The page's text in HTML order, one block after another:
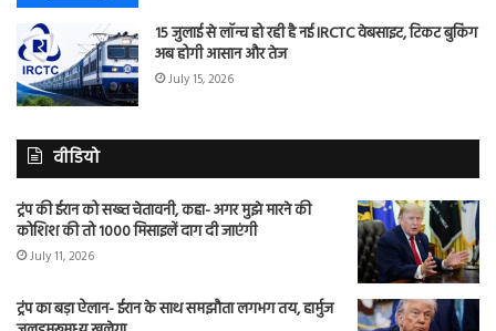
15 जुलाई से लॉन्च हो रही है नई IRCTC वेबसाइट, टिकट बुकिंग
अब होगी आसान और तेज
July 15, 2026
वीडियो
ट्रंप की ईरान को सख्त चेतावनी, कहा- अगर मुझे मारने की
कोशिश की तो 1000 मिसाइलें दाग दी जाएंगी
July 11, 2026
ट्रंप का बड़ा ऐलान- ईरान के साथ समझौता लगभग तय, हार्मुज